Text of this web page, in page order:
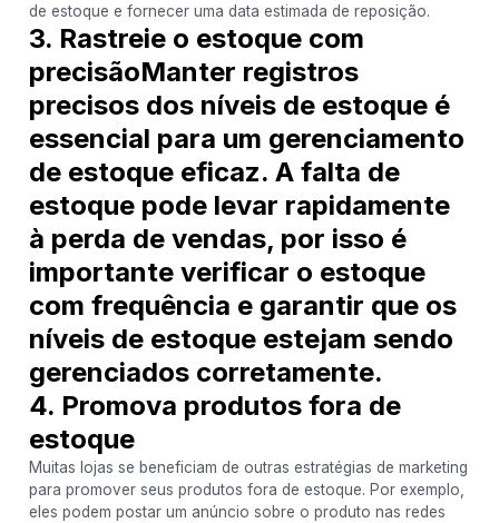
de estoque e fornecer uma data estimada de reposição.
3. Rastreie o estoque com
precisãoManter registros
precisos dos níveis de estoque é
essencial para um gerenciamento
de estoque eficaz. A falta de
estoque pode levar rapidamente
à perda de vendas, por isso é
importante verificar o estoque
com frequência e garantir que os
níveis de estoque estejam sendo
gerenciados corretamente.
4. Promova produtos fora de
estoque
Muitas lojas se beneficiam de outras estratégias de marketing
para promover seus produtos fora de estoque. Por exemplo,
eles podem postar um anúncio sobre o produto nas redes